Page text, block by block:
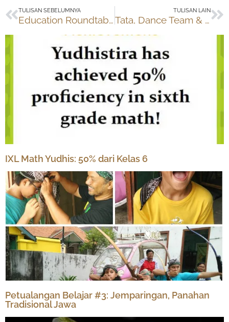
Prev
TULISAN SEBELUMNYA
Education Roundtable: Teknologi & Pendidikan untuk Nusantara
TULISAN LAIN
Tata, Dance Team & Stage Studio
IXL Math Yudhis: 50% dari Kelas 6
Petualangan Belajar #3: Jemparingan, Panahan
Tradisional Jawa